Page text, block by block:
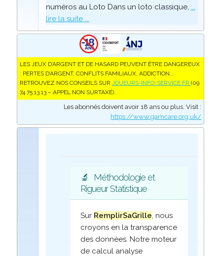
numéros au Loto Dans un loto classique, ...
lire la suite ...
LES JEUX D’ARGENT ET DE HASARD PEUVENT ÊTRE DANGEREUX
: PERTES D’ARGENT, CONFLITS FAMILIAUX, ADDICTION...
RETROUVEZ NOS CONSEILS SUR JOUEURS-INFO-SERVICE.FR (09
74 75 13 13 – APPEL NON SURTAXÉ).
Les abonnés doivent avoir 18 ans ou plus. Visit :
https://www.gamcare.org.uk/
🔬
Méthodologie et
Rigueur Statistique
Sur RemplirSaGrille, nous
croyons en la transparence
des données. Notre moteur
de calcul analyse